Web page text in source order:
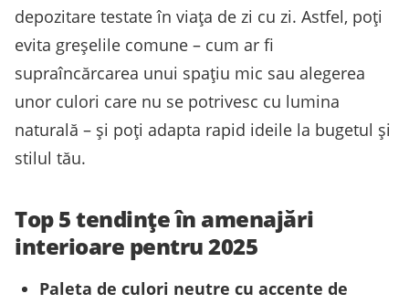
depozitare testate în viața de zi cu zi. Astfel, poți
evita greșelile comune – cum ar fi
supraîncărcarea unui spațiu mic sau alegerea
unor culori care nu se potrivesc cu lumina
naturală – și poți adapta rapid ideile la bugetul și
stilul tău.
Top 5 tendințe în amenajări
interioare pentru 2025
Paleta de culori neutre cu accente de